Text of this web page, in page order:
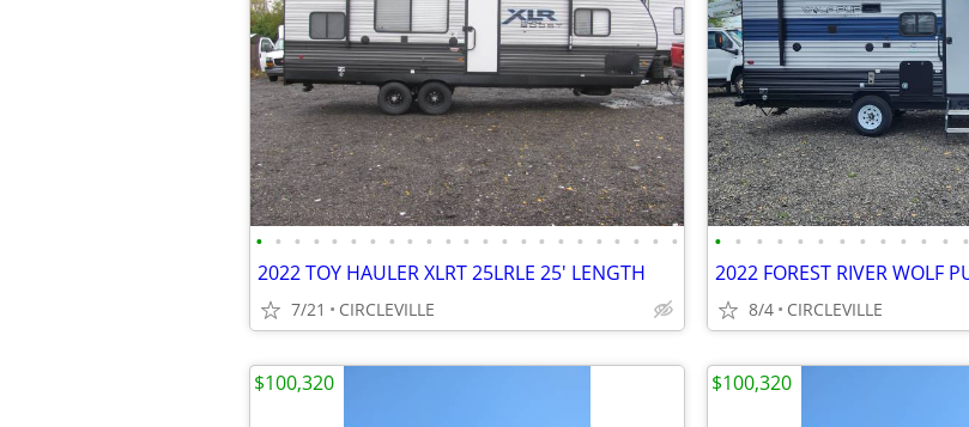
• • • • • • • • • • • • • • • • • • • • • • •
2022 TOY HAULER XLRT 25LRLE 25' LENGTH
7/21 CIRCLEVILLE
• • • • • • • • • • • • •
2022 FOREST RIVER WOLF
8/4 CIRCLEVILLE
$100,320 $100,320